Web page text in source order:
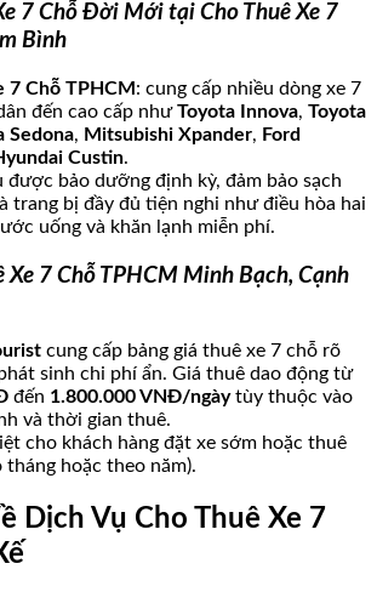
7 Chỗ Đời Mới tại Cho Thuê Xe 7
Bình
7 Chỗ TPHCM : cung cấp nhiều dòng xe 7
đến cao cấp nhưToyota Innova, Toyota
Sedona, Mitsubishi Xpander, Ford
Custin.
được bảo dưỡng định kỳ, đảm bảo sạch
trang bị đầy đủ tiện nghi như điều hòa hai
uống và khăn lạnh miễn phí.
Xe 7 Chỗ TPHCM Minh Bạch, Cạnh
cung cấp bảng giá thuê xe 7 chỗ rõ
sinh chi phí ẩn. Giá thuê dao động từ
đến 1.800.000 VNĐ/ngàytùy thuộc vào
và thời gian thuê.
cho khách hàng đặt xe sớm hoặc thuê
tháng hoặc theo năm).
Dịch Vụ Cho Thuê Xe 7